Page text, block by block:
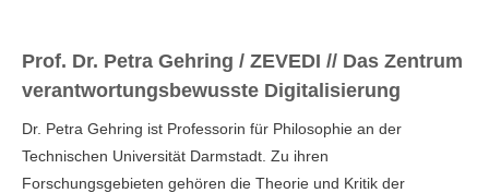
Prof. Dr. Petra Gehring / ZEVEDI // Das Zentrum
verantwortungsbewusste Digitalisierung
Dr. Petra Gehring ist Professorin für Philosophie an der
Technischen Universität Darmstadt. Zu ihren
Forschungsgebieten gehören die Theorie und Kritik der